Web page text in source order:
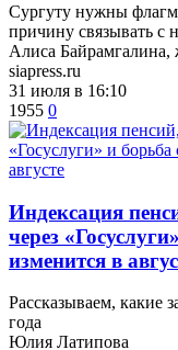
Сургуту нужны
причину связывать с
Алиса Байрамгалина,
siapress.ru
31 июля в 16:10
1955 0
​Индексация
через
изменится в
Рассказываем, какие
года
Юлия Латипова